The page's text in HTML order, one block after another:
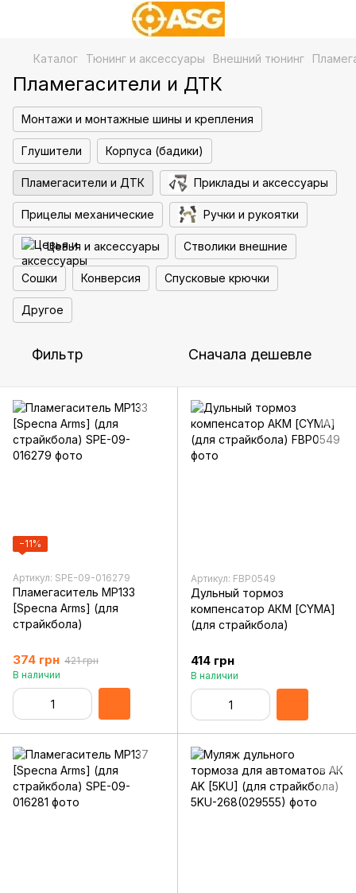
Каталог Тюнинг и аксессуары Внешний тюнинг
Пламегасители и ДТК
Монтажи и монтажные шины и крепления
Глушители Корпуса (бадики)
Пламегасители и ДТК Приклады и аксессуары
Прицелы механические Ручки и рукоятки
Цевья и аксессуары Стволики внешние
Сошки Конверсия Спусковые крючки
Другое
Фильтр Сначала дешевле
−11%
Артикул: SPE-09-016279
Пламегаситель MP133
[Specna Arms] (для
страйкбола)
374 грн 421 грн
В наличии
Артикул: FBP0549
Дульный тормоз
компенсатор АКМ [CYMA]
(для страйкбола)
414 грн
В наличии